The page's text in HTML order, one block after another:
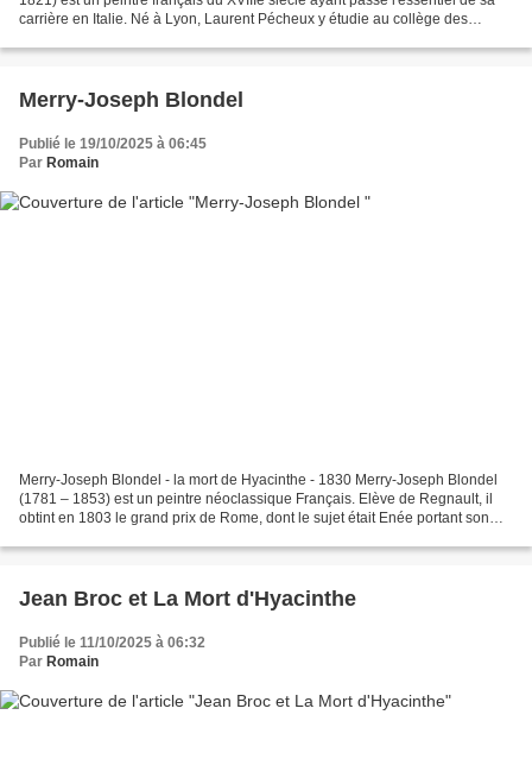
carrière en Italie. Né à Lyon, Laurent Pécheux y étudie au collège des
Merry-Joseph Blondel
Publié le 19/10/2025 à 06:45
Par Romain
Merry-Joseph Blondel - la mort de Hyacinthe - 1830 Merry-Joseph Blondel
(1781 – 1853) est un peintre néoclassique Français. Elève de Regnault, il
obtint en 1803 le grand prix de Rome, dont le sujet était Enée portant son
Jean Broc et La Mort d'Hyacinthe
Publié le 11/10/2025 à 06:32
Par Romain